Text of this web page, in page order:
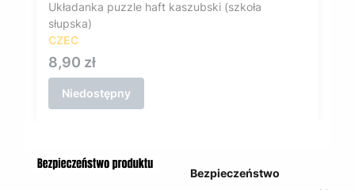
Układanka puzzle haft kaszubski (szkoła
słupska)
CZEC
Cena
8,90 zł
Niedostępny
Bezpieczeństwo